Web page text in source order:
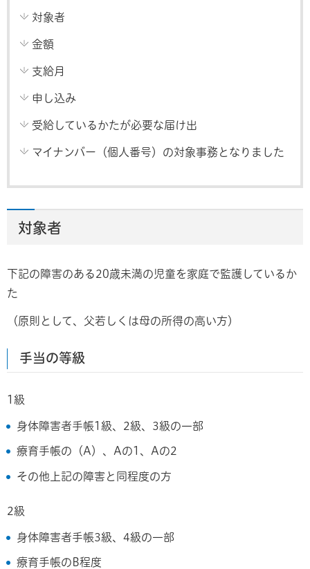
対象者
金額
支給月
申し込み
受給しているかたが必要な届け出
マイナンバー（個人番号）の対象事務となりました
対象者
下記の障害のある20歳未満の児童を家庭で監護しているか
た
（原則として、父若しくは母の所得の高い方）
手当の等級
1級
身体障害者手帳1級、2級、3級の一部
療育手帳の（A）、Aの1、Aの2
その他上記の障害と同程度の方
2級
身体障害者手帳3級、4級の一部
療育手帳のB程度